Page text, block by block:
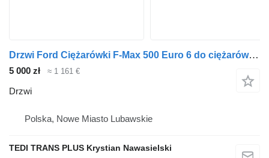
Drzwi Ford Ciężarówki F-Max 500 Euro 6 do ciężarówki Ford F-Max 500 Trucks Euro 6
5 000 zł ≈ 1 161 €
Drzwi
Polska, Nowe Miasto Lubawskie
TEDI TRANS PLUS Krystian Nawasielski